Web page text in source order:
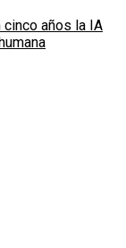
años la IA